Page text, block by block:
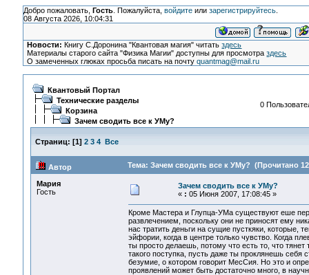
Добро пожаловать, Гость. Пожалуйста, войдитеили зарегистрируйтесь.
08 Августа 2026, 10:04:31
Новости: Книгу С.Доронина "Квантовая магия" читатьздесь
Материалы старого сайта "Физика Магии" доступны для просмотраздесь
О замеченных глюках просьба писать на почтуquantmag@mail.ru
Квантовый Портал
Технические разделы
Корзина
Зачем сводить все к УМу?
0
Страниц: [1] 2 3 4 Все
Автор Тема: Зачем сводить все к УМу? (Прочитано
Мария
Гость
Зачем сводить все к УМу?
« : 05 Июня 2007, 17:08:45 »
Кроме Мастера и Глупца-УМа существуют еше
развлечением, поскольку они не приносят ему
нас тратить деньги на сущие пусткяки, которые,
эйфории, когда в центре только чувство. Когда
ты просто делаешь, потому что есть то, что тянет
такого поступка, пусть даже ты проклянешь себя
безумие, о котором говорит МесСия. Но это и
проявлений может быть достаточно много, в